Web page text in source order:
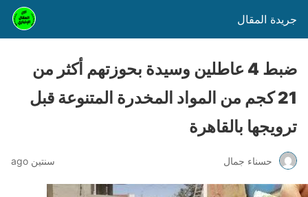
جريدة المقال
ضبط 4 عاطلين وسيدة بحوزتهم أكثر من
21 كجم من المواد المخدرة المتنوعة قبل
ترويجها بالقاهرة
حسناء جمال سنتين ago